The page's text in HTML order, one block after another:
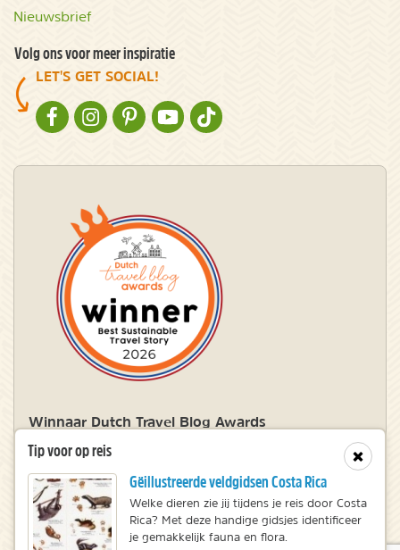
Nieuwsbrief
Volg ons voor meer inspiratie
LET'S GET SOCIAL!
NATURESCANNER OP FACEBOOK
NATURESCANNER OP INSTAGRAM
NATURESCANNER OP PINTEREST
NATURESCANNER OP YOUTUBE
NATURESCANNER OP TIKTOK
Winnaar Dutch Travel Blog Awards
© 2010 – 2026 NatureScanner.nl
Veelgestelde vragen
Privacy statement
Sluit
Tip voor op reis
Gëillustreerde veldgidsen Costa Rica
Welke dieren zie jij tijdens je reis door Costa
Rica? Met deze handige gidsjes identificeer
je gemakkelijk fauna en flora.